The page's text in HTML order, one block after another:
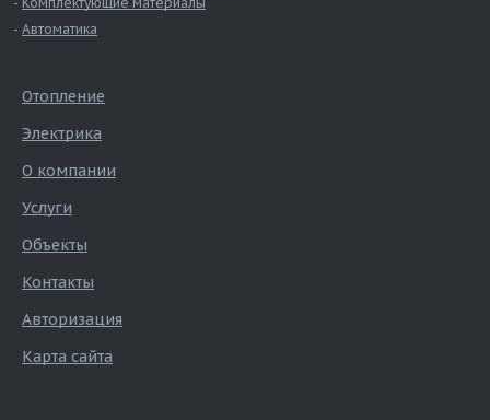
Автоматика
Отопление
Электрика
О компании
Услуги
Объекты
Контакты
Авторизация
Карта сайта